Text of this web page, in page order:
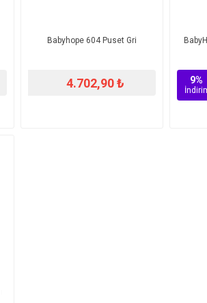
Babyhope 604 Puset Gri
4.702,90 ₺ 9%